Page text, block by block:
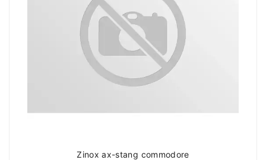
Zinox ax-stang commodore